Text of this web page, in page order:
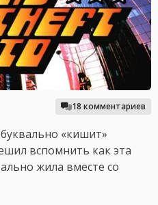
18 комментариев
«кишит»
вспомнить как эта
жила вместе со